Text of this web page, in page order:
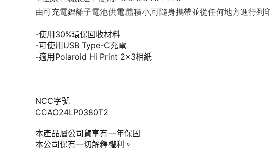
由可充電鋰離子電池供電,體積小,可隨身攜帶並從任何地方進行列
-使用30%環保回收材料
-可使用USB Type-C充電
-適用Polaroid Hi Print 2x3相紙
NCC字號
CCAO24LP0380T2
本產品屬公司貨享有一年保固
本公司保有一切解釋權利。